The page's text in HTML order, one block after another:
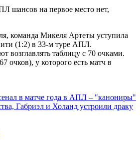
шансов на первое место нет,
команда Микеля Артеты уступила
(1:2) в 33-м туре АПЛ.
возглавлять таблицу с 70 очками.
очков), у которого есть матч в
в матче года в АПЛ – "канониры"
Габриэл и Холанд устроили драку